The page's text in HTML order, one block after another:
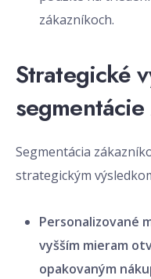
zákazníkoch.
Strategické
Segmentácia
strategickým
Personalizované
vyšším mieram
opakovaným